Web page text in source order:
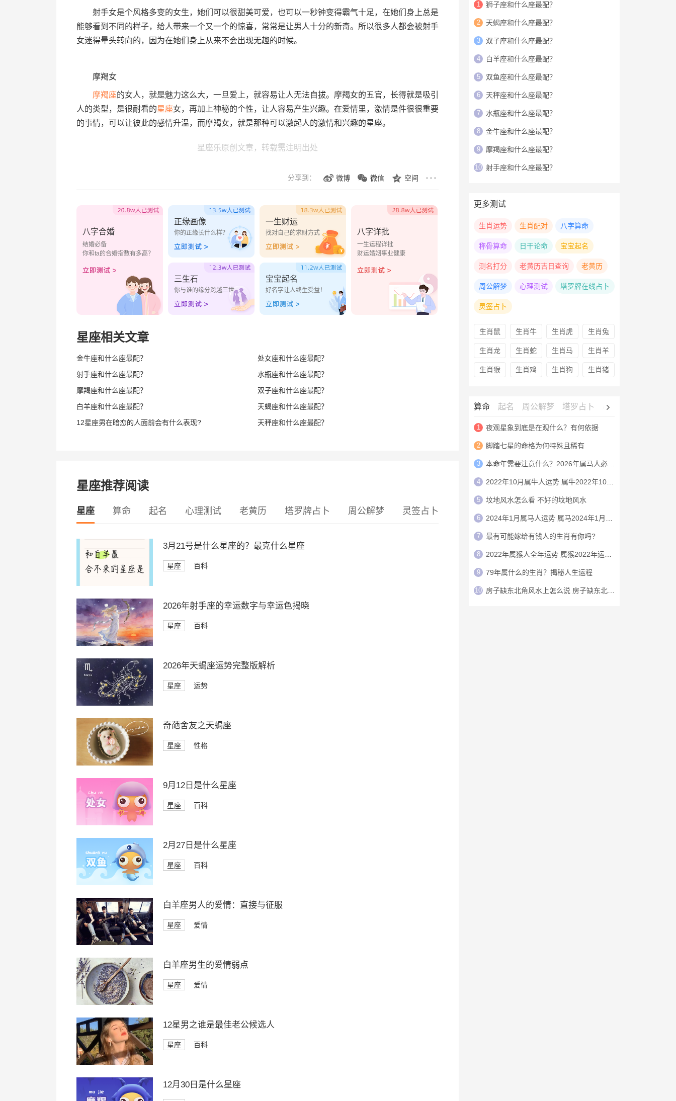
射手女是个风格多变的女生，她们可以很甜美可爱，也可以一秒钟变得霸气十足，在她们身上总是
能够看到不同的样子，给人带来一个又一个的惊喜，常常是让男人十分的新奇。所以很多人都会被射手
女迷得晕头转向的，因为在她们身上从来不会出现无趣的时候。
摩羯女
摩羯座的女人，就是魅力这么大，一旦爱上，就容易让人无法自拔。摩羯女的五官，长得就是吸引
人的类型，是很耐看的星座女，再加上神秘的个性，让人容易产生兴趣。在爱情里，激情是件很很重要
的事情，可以让彼此的感情升温，而摩羯女，就是那种可以激起人的激情和兴趣的星座。
星座乐原创文章，转载需注明出处
分享到： 微博 微信 空间
八字合婚
结婚必备
你和ta的合婚指数有多高？
正缘画像
你的正缘长什么样？
一生财运
找对自己的求财方式
三生石
你与谁的缘分跨越三世
宝宝起名
好名字让人终生受益！
八字详批
一生运程详批
财运婚姻事业健康
星座相关文章
金牛座和什么座最配？
处女座和什么座最配？
射手座和什么座最配？
水瓶座和什么座最配？
摩羯座和什么座最配？
双子座和什么座最配？
白羊座和什么座最配？
天蝎座和什么座最配？
12星座男在暗恋的人面前会有什么表现?
天秤座和什么座最配？
星座推荐阅读
星座 算命 起名 心理测试 老黄历 塔罗牌占卜 周公解梦 灵签占卜
3月21号是什么星座的？最克什么星座
星座 百科
2026年射手座的幸运数字与幸运色揭晓
星座 百科
2026年天蝎座运势完整版解析
星座 运势
奇葩舍友之天蝎座
星座 性格
9月12日是什么星座
星座 百科
2月27日是什么星座
星座 百科
白羊座男人的爱情：直接与征服
星座 爱情
白羊座男生的爱情弱点
星座 爱情
12星男之谁是最佳老公候选人
星座 百科
12月30日是什么星座
1 狮子座和什么座最配？
2 天蝎座和什么座最配？
3 双子座和什么座最配？
4 白羊座和什么座最配？
5 双鱼座和什么座最配？
6 天秤座和什么座最配？
7 水瓶座和什么座最配？
8 金牛座和什么座最配？
9 摩羯座和什么座最配？
10 射手座和什么座最配？
更多测试
生肖运势 生肖配对 八字算命
称骨算命 日干论命 宝宝起名
测名打分 老黄历吉日查询 老黄历
周公解梦 心理测试 塔罗牌在线占卜
灵签占卜
生肖鼠 生肖牛 生肖虎 生肖兔
生肖龙 生肖蛇 生肖马 生肖羊
生肖猴 生肖鸡 生肖狗 生肖猪
算命 起名 周公解梦 塔罗占卜 心理测试
1 夜观星象到底是在观什么？有何依据
2 脚踏七星的命格为何特殊且稀有
3 本命年需要注意什么？2026年属马人必看注意事项
4 2022年10月属牛人运势 属牛2022年10月运程
5 坟地风水怎么看 不好的坟地风水
6 2024年1月属马人运势 属马2024年1月运程
7 最有可能嫁给有钱人的生肖有你吗?
8 2022年属猴人全年运势 属猴2022年运势及运程
9 79年属什么的生肖？揭秘人生运程
10 房子缺东北角风水上怎么说 房子缺东北角怎么办